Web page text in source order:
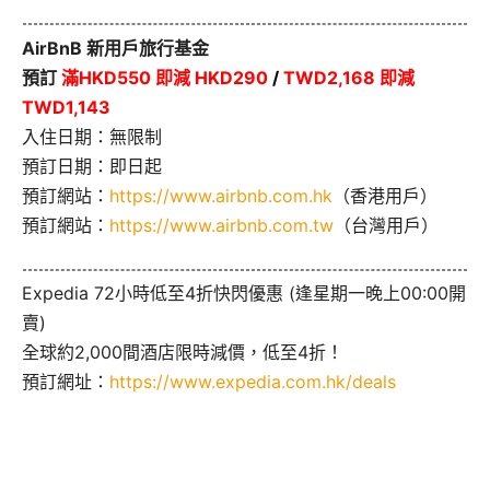
AirBnB 新用戶旅行基金
預訂 滿HKD550 即減 HKD290 / TWD2,168 即減
TWD1,143
入住日期：無限制
預訂日期：即日起
預訂網站： https://www.airbnb.com.hk （香港用戶）
預訂網站： https://www.airbnb.com.tw （台灣用戶）
Expedia 72小時低至4折快閃優惠 (逢星期一晚上00:00開
賣)
全球約2,000間酒店限時減價，低至4折！
預訂網址： https://www.expedia.com.hk/deals